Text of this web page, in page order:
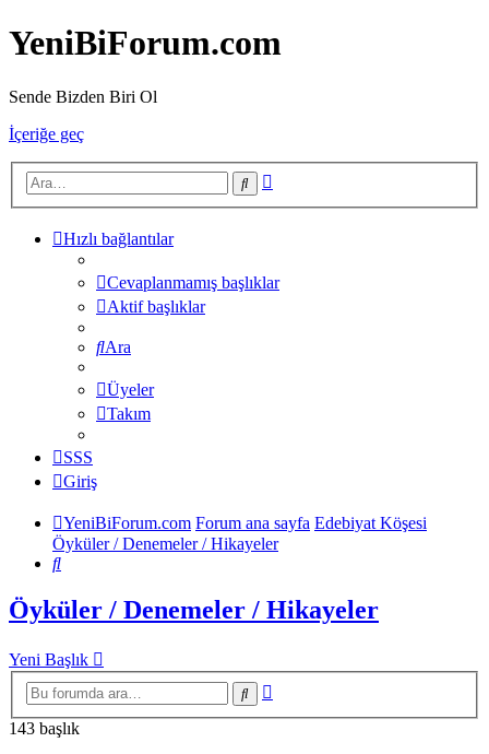
YeniBiForum.com
Sende Bizden Biri Ol
İçeriğe geç
Ara
Hızlı bağlantılar
Cevaplanmamış başlıklar
Aktif başlıklar
Ara
Üyeler
Takım
SSS
Giriş
YeniBiForum.com Forum ana sayfa Edebiyat Köşesi
Öyküler / Denemeler / Hikayeler
Ara
Öyküler / Denemeler / Hikayeler
Yeni Başlık
Ara
143 başlık